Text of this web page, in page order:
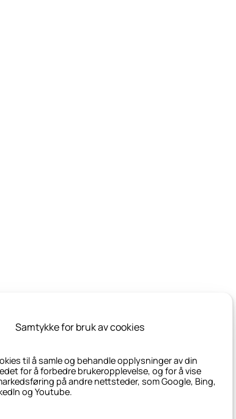
Samtykke for bruk av cookies
til å samle og behandle opplysninger av din
for å forbedre brukeropplevelse, og for å vise
på andre nettsteder, som Google, Bing,
og Youtube.